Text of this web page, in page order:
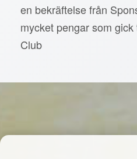
en bekräftelse från
mycket pengar som
Club